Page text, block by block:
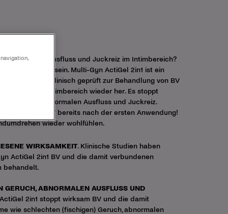
Ausfluss und Juckreiz im Intimbereich?
Vaginose (BV) sein. Multi-Gyn ActiGel 2in1 ist ein
Es ist klinisch geprüft zur Behandlung von BV
die Flora im Intimbereich wieder her. Es stoppt
, abnormalen Ausfluss und Juckreiz.
der BV bereits nach der ersten Anwendung!
wieder wohlfühlen.
WIRKSAMKEIT. Klinische Studien haben
ActiGel 2in1 BV und die damit verbundenen
behandelt.
GERUCH, ABNORMALEN AUSFLUSS UND
2in1 stoppt wirksam BV und die damit
wie schlechten (fischigen) Geruch, abnormalen